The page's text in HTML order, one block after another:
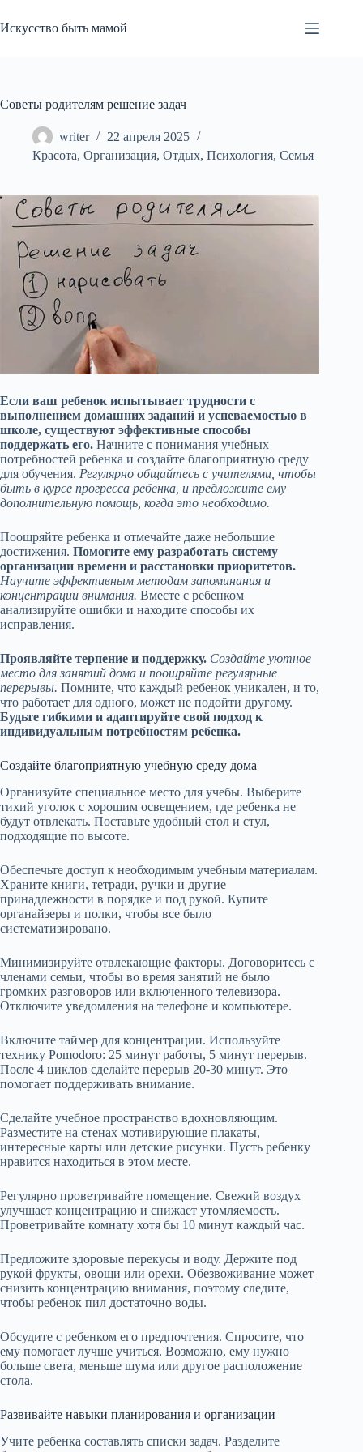
к
сути
Искусство быть мамой
Советы родителям решение задач
writer
22 апреля 2025
Красота, Организация, Отдых, Психология, Семья
Если ваш ребенок испытывает трудности с
выполнением домашних заданий и успеваемостью в
школе, существуют эффективные способы
поддержать его. Начните с понимания учебных
потребностей ребенка и создайте благоприятную среду
для обучения. Регулярно общайтесь с учителями, чтобы
быть в курсе прогресса ребенка, и предложите ему
дополнительную помощь, когда это необходимо.
Поощряйте ребенка и отмечайте даже небольшие
достижения. Помогите ему разработать систему
организации времени и расстановки приоритетов.
Научите эффективным методам запоминания и
концентрации внимания. Вместе с ребенком
анализируйте ошибки и находите способы их
исправления.
Проявляйте терпение и поддержку. Создайте уютное
место для занятий дома и поощряйте регулярные
перерывы. Помните, что каждый ребенок уникален, и то,
что работает для одного, может не подойти другому.
Будьте гибкими и адаптируйте свой подход к
индивидуальным потребностям ребенка.
Создайте благоприятную учебную среду дома
Организуйте специальное место для учебы. Выберите
тихий уголок с хорошим освещением, где ребенка не
будут отвлекать. Поставьте удобный стол и стул,
подходящие по высоте.
Обеспечьте доступ к необходимым учебным материалам.
Храните книги, тетради, ручки и другие
принадлежности в порядке и под рукой. Купите
органайзеры и полки, чтобы все было
систематизировано.
Минимизируйте отвлекающие факторы. Договоритесь с
членами семьи, чтобы во время занятий не было
громких разговоров или включенного телевизора.
Отключите уведомления на телефоне и компьютере.
Включите таймер для концентрации. Используйте
технику Pomodoro: 25 минут работы, 5 минут перерыв.
После 4 циклов сделайте перерыв 20-30 минут. Это
помогает поддерживать внимание.
Сделайте учебное пространство вдохновляющим.
Разместите на стенах мотивирующие плакаты,
интересные карты или детские рисунки. Пусть ребенку
нравится находиться в этом месте.
Регулярно проветривайте помещение. Свежий воздух
улучшает концентрацию и снижает утомляемость.
Проветривайте комнату хотя бы 10 минут каждый час.
Предложите здоровые перекусы и воду. Держите под
рукой фрукты, овощи или орехи. Обезвоживание может
снизить концентрацию внимания, поэтому следите,
чтобы ребенок пил достаточно воды.
Обсудите с ребенком его предпочтения. Спросите, что
ему помогает лучше учиться. Возможно, ему нужно
больше света, меньше шума или другое расположение
стола.
Развивайте навыки планирования и организации
Учите ребенка составлять списки задач. Разделите